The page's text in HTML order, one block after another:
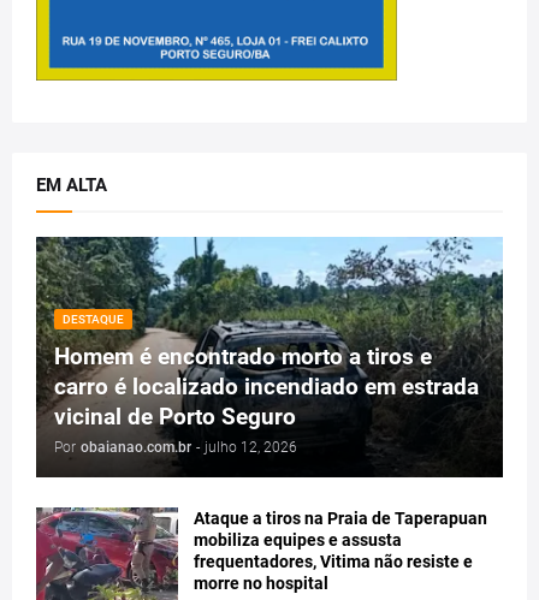
EM ALTA
DESTAQUE
Homem é encontrado morto a tiros e
carro é localizado incendiado em estrada
vicinal de Porto Seguro
Por obaianao.com.br - julho 12, 2026
Ataque a tiros na Praia de Taperapuan
mobiliza equipes e assusta
frequentadores, Vitima não resiste e
morre no hospital